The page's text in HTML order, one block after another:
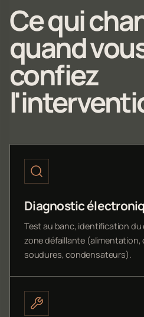
Ce qui
quand
confiez
Diagnostic
Test au banc, identification du
zone défaillante (alimentation,
soudures, condensateurs).